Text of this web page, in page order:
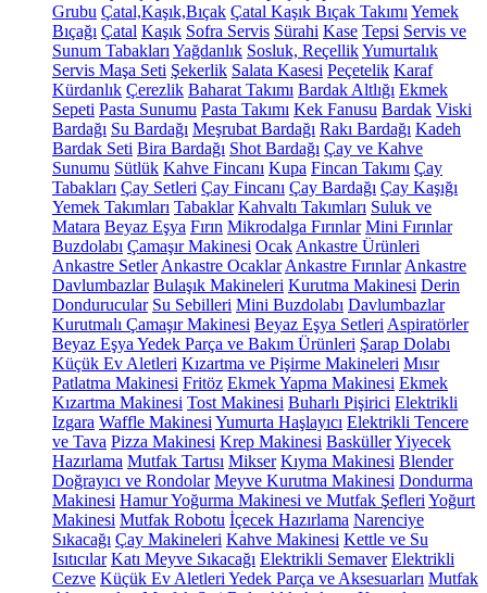
Grubu Çatal,Kaşık,Bıçak Çatal Kaşık Bıçak Takımı Yemek
Bıçağı Çatal Kaşık Sofra Servis Sürahi Kase Tepsi Servis ve
Sunum Tabakları Yağdanlık Sosluk, ReçellikYumurtalık
Servis Maşa Seti Şekerlik Salata Kasesi Peçetelik Karaf
Kürdanlık Çerezlik Baharat Takımı Bardak Altlığı Ekmek
Sepeti Pasta Sunumu Pasta Takımı Kek Fanusu Bardak Viski
Bardağı Su Bardağı Meşrubat Bardağı Rakı Bardağı Kadeh
Bardak Seti Bira Bardağı Shot Bardağı Çay ve Kahve
Sunumu Sütlük Kahve Fincanı Kupa Fincan Takımı Çay
Tabakları Çay Setleri Çay Fincanı Çay Bardağı Çay Kaşığı
Yemek Takımları Tabaklar Kahvaltı Takımları Suluk ve
Matara Beyaz Eşya Fırın Mikrodalga Fırınlar Mini Fırınlar
Buzdolabı Çamaşır Makinesi Ocak Ankastre Ürünleri
Ankastre Setler Ankastre Ocaklar Ankastre Fırınlar Ankastre
Davlumbazlar Bulaşık Makineleri Kurutma Makinesi Derin
Dondurucular Su Sebilleri Mini Buzdolabı Davlumbazlar
Kurutmalı Çamaşır Makinesi Beyaz Eşya Setleri Aspiratörler
Beyaz Eşya Yedek Parça ve Bakım Ürünleri Şarap Dolabı
Küçük Ev Aletleri Kızartma ve Pişirme Makineleri Mısır
Patlatma Makinesi Fritöz Ekmek Yapma Makinesi Ekmek
Kızartma Makinesi Tost Makinesi Buharlı Pişirici Elektrikli
Izgara Waffle Makinesi Yumurta Haşlayıcı Elektrikli Tencere
ve Tava Pizza Makinesi Krep Makinesi BasküllerYiyecek
Hazırlama Mutfak Tartısı Mikser Kıyma Makinesi Blender
Doğrayıcı ve Rondolar Meyve Kurutma Makinesi Dondurma
Makinesi Hamur Yoğurma Makinesi ve Mutfak Şefleri Yoğurt
Makinesi Mutfak Robotu İçecek Hazırlama Narenciye
Sıkacağı Çay Makineleri Kahve Makinesi Kettle ve Su
Isıtıcılar Katı Meyve Sıkacağı Elektrikli Semaver Elektrikli
Cezve Küçük Ev Aletleri Yedek Parça ve Aksesuarları Mutfak